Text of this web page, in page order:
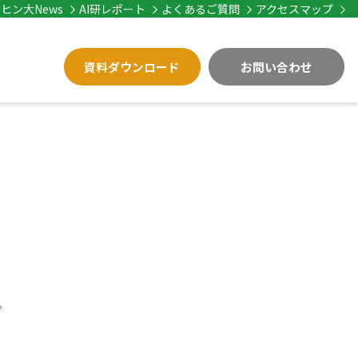
資料ダウンロード お問い合わせ
ヒン大News AI研レポート よくあるご質問 アクセスマップ